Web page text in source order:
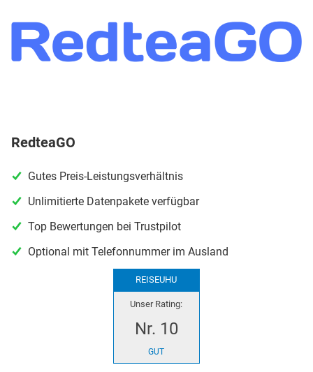
RedteaGO
Gutes Preis-Leistungsverhältnis
Unlimitierte Datenpakete verfügbar
Top Bewertungen bei Trustpilot
Optional mit Telefonnummer im Ausland
REISEUHU
Unser Rating:
Nr. 10
GUT